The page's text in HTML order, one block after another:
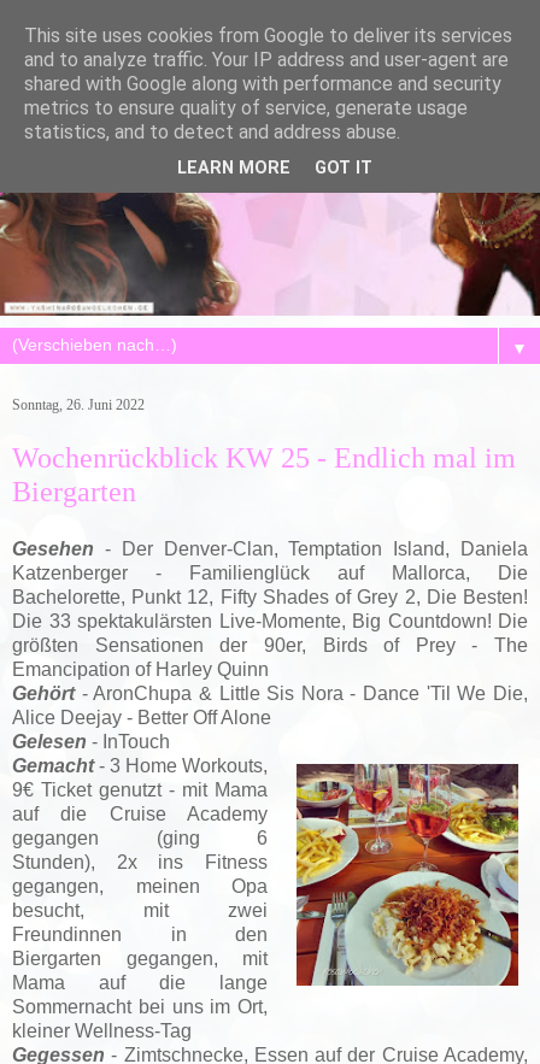
▼
Sonntag, 26. Juni 2022
Wochenrückblick KW 25 - Endlich mal im
Biergarten
Gesehen - Der Denver-Clan,Temptation Island, Daniela
Katzenberger - Familienglück auf Mallorca,
Die
Bachelorette, Punkt 12, Fifty Shades of Grey 2, Die Besten!
Die 33 spektakulärsten Live-Momente, Big Countdown! Die
größten Sensationen der 90er, Birds of Prey - The
Emancipation of Harley Quinn
Gehört- AronChupa & Little Sis Nora - Dance 'Til We Die,
Alice Deejay - Better Off Alone
Gelesen - InTouch
Gemacht- 3 Home Workouts,
9€ Ticket genutzt - mit Mama
auf die Cruise Academy
gegangen (ging 6
Stunden), 2x ins Fitness
gegangen, meinen Opa
besucht, mit zwei
Freundinnen in den
Biergarten gegangen, mit
Mama auf die lange
Sommernacht bei uns im Ort,
kleiner Wellness-Tag
Gegessen - Zimtschnecke, Essen auf der Cruise Academy,
This site uses cookies from Google to deliver its services
and to analyze traffic. Your IP address and user-agent are
shared with Google along with performance and security
metrics to ensure quality of service, generate usage
statistics, and to detect and address abuse.
LEARN MORE GOT IT